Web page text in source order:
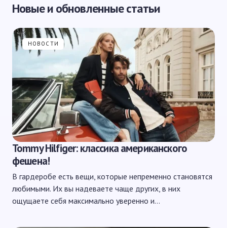
Новые и обновленные статьи
НОВОСТИ
Tommy Hilfiger: классика американского
фешена!
В гардеробе есть вещи, которые непременно становятся
любимыми. Их вы надеваете чаще других, в них
ощущаете себя максимально уверенно и…